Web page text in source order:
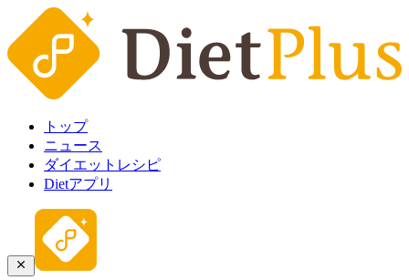
トップ
ニュース
ダイエットレシピ
Dietアプリ